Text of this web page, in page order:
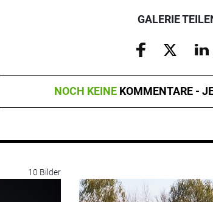
GALERIE
NOCH KEINE KOMMENTARE -
10 Bilder